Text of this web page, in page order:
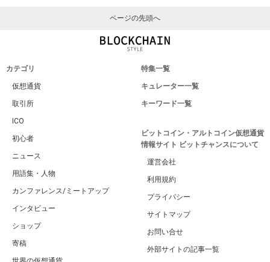
ページの先頭へ
カテゴリ
仮想通貨
取引所
ICO
初心者
ニュース
用語集・人物
カンファレンス/ミートアップ
インタビュー
ショップ
寄稿
特集一覧
キュレーター一覧
キーワード一覧
ビットコイン・アルトコイン仮想通貨
情報サイト ビットチャンスについて
運営会社
利用規約
プライバシー
サイトマップ
お問い合せ
外部サイトの記事一覧